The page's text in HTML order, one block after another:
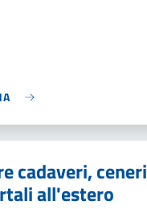
cadaveri, ceneri
all'estero